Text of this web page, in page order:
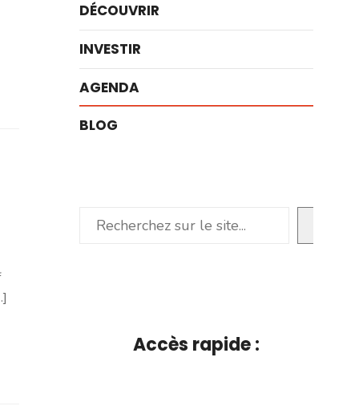
DÉCOUVRIR
INVESTIR
AGENDA
BLOG
Rechercher
Accès rapide :